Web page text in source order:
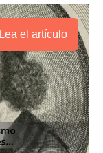
Lea el artículo